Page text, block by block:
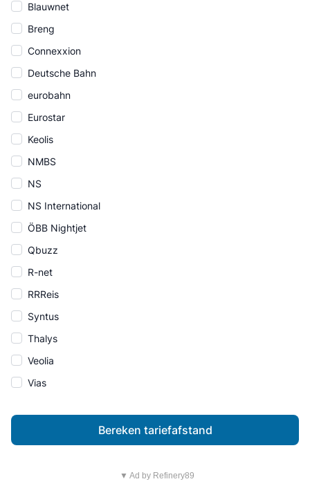
Blauwnet
Breng
Connexxion
Deutsche Bahn
eurobahn
Eurostar
Keolis
NMBS
NS
NS International
ÖBB Nightjet
Qbuzz
R-net
RRReis
Syntus
Thalys
Veolia
Vias
Bereken tariefafstand
▼ Ad by Refinery89